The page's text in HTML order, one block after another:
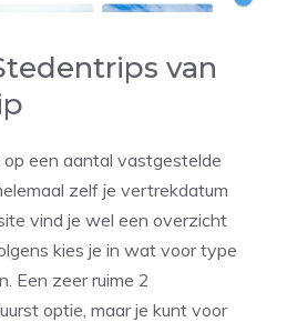
van
op een aantal vastgestelde
zelf je vertrekdatum
vind je wel een overzicht
kies je in wat voor type
Een zeer ruime 2
optie, maar je kunt voor